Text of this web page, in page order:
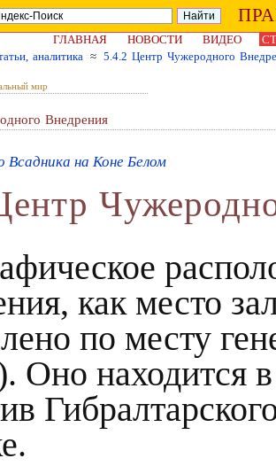
ГЛАВНАЯ НОВОСТИ ВИДЕО
аналитика ≈ 5.4.2 Центр Чужеродного
мир
Внедрения
Всадника на Коне Белом
как место
по месту
Оно находится